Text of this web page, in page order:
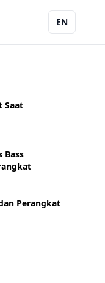
EN
Saat
Bass
Perangkat